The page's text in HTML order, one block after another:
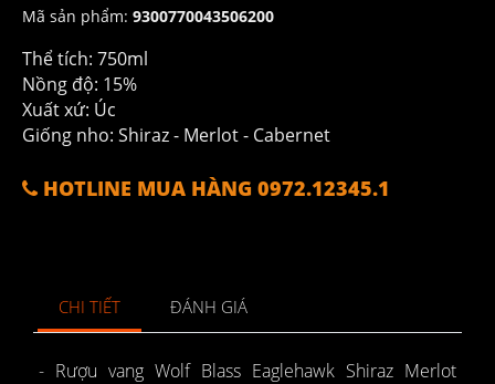
Mã sản phẩm: 9300770043506200
Thể tích: 750ml
Nồng độ: 15%
Xuất xứ: Úc
Giống nho: Shiraz - Merlot - Cabernet
HOTLINE MUA HÀNG 0972.12345.1
CHI TIẾT ĐÁNH GIÁ
- Rượu vang Wolf Blass Eaglehawk Shiraz Merlot